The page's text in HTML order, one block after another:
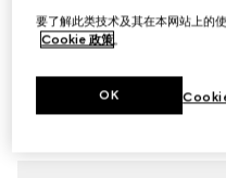
要了解此类技术及其在本网站上的
Cookie 政策。
OK